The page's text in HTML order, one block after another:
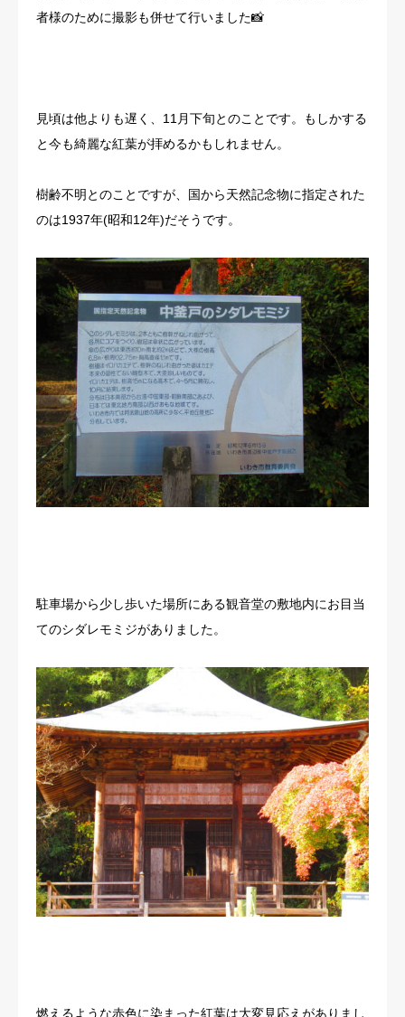
者様のために撮影も併せて行いました📸
見頃は他よりも遅く、11月下旬とのことです。もしかする
と今も綺麗な紅葉が拝めるかもしれません。
樹齢不明とのことですが、国から天然記念物に指定された
のは1937年(昭和12年)だそうです。
駐車場から少し歩いた場所にある観音堂の敷地内にお目当
てのシダレモミジがありました。
燃えるような赤色に染まった紅葉は大変見応えがありまし